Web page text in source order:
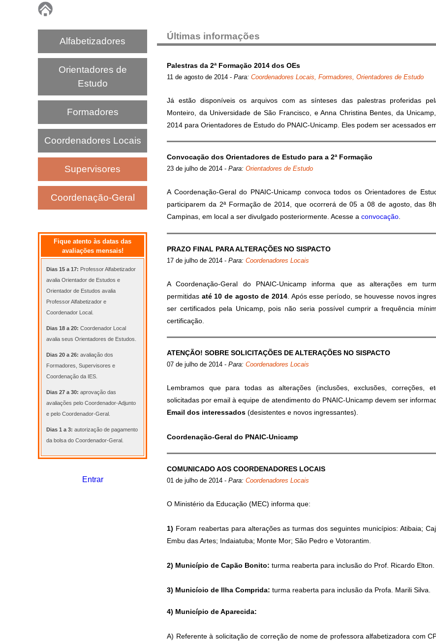
P
A
Últimas informações
Palestras da 2ª Formação 2014 dos OEs
11 de agosto de 2014 - Para:Coordenadores Locais, Formadores, Orientadores de Estudo
Já estão disponíveis os arquivos com as sínteses das palestras proferidas
Monteiro, da Universidade de São Francisco, e Anna Christina Bentes, da
2014 para Orientadores de Estudo do PNAIC-Unicamp. Eles podem ser acessados
Convocação dos Orientadores de Estudo para a 2ª Formação
23 de julho de 2014 - Para:Orientadores de Estudo
A Coordenação-Geral do PNAIC-Unicamp convoca todos os Orientadores de
participarem da 2ª Formação de 2014, que ocorrerá de 05 a 08 de agosto, das
Campinas, em local a ser divulgado posteriormente. Acesse aconvocação.
PRAZO FINAL PARA ALTERAÇÕES NO SISPACTO
17 de julho de 2014 - Para:Coordenadores Locais
A Coordenação-Geral do PNAIC-Unicamp informa que as alterações em
permitidas até 10 de agosto de 2014. Após esse período, se houvesse novos
ser certificados pela Unicamp, pois não seria possível cumprir a frequência
certificação.
ATENÇÃO! SOBRE SOLICITAÇÕES DE ALTERAÇÕES NO SISPACTO
07 de julho de 2014 - Para:Coordenadores Locais
Lembramos que para todas as alterações (inclusões, exclusões, correções,
solicitadas por email à equipe de atendimento do PNAIC-Unicamp devem ser
Email dos interessados(desistentes e novos ingressantes).
Coordenação-Geral do PNAIC-Unicamp
COMUNICADO AOS COORDENADORES LOCAIS
01 de julho de 2014 - Para:Coordenadores Locais
O Ministério da Educação (MEC) informa que:
1) Foram reabertas para alterações as turmas dos seguintes municípios: Atibaia;
Embu das Artes; Indaiatuba; Monte Mor; São Pedro e Votorantim.
2) Município de Capão Bonito: turma reaberta para inclusão do Prof. Ricardo Elton.
3) Municíoio de Ilha Comprida: turma reaberta para inclusão da Profa. Marili Silva.
4) Município de Aparecida:
A) Referente à solicitação de correção de nome de professora alfabetizadora com
Alfabetizadores
Orientadores de
Estudo
Formadores
Coordenadores Locais
Supervisores
Coordenação-Geral
Fique atento às datas das
avaliações mensais!
Dias 15 a 17: Professor Alfabetizador
avalia Orientador de Estudos e
Orientador de Estudos avalia
Professor Alfabetizador e
Coordenador Local.
Dias 18 a 20:Coordenador Local
avalia seus Orientadores de Estudos.
Dias 20 a 26:avaliação dos
Formadores, Supervisores e
Coordenação da IES.
Dias 27 a 30:aprovação das
avaliações pelo Coordenador-Adjunto
e pelo Coordenador-Geral.
Dias 1 a 3:autorização de pagamento
da bolsa do Coordenador-Geral.
Entrar